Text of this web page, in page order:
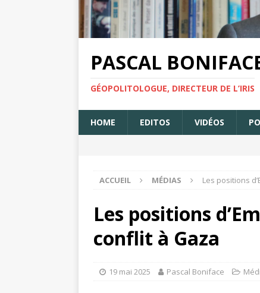
PASCAL
GÉOPOLITOLOGUE, DIRECTEUR DE L’IRIS
HOME EDITOS VIDÉOS
ACCUEIL MÉDIAS Les positions
Les positions
conflit à Gaza
19 mai 2025 Pascal Boniface